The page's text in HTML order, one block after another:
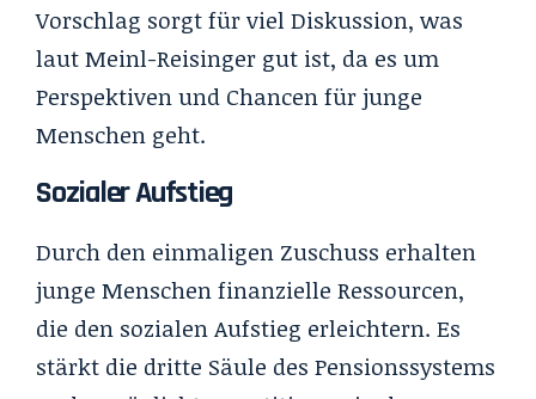
Vorschlag sorgt für viel Diskussion, was
laut Meinl-Reisinger gut ist, da es um
Perspektiven und Chancen für junge
Menschen geht.
Sozialer Aufstieg
Durch den einmaligen Zuschuss erhalten
junge Menschen finanzielle Ressourcen,
die den sozialen Aufstieg erleichtern. Es
stärkt die dritte Säule des Pensionssystems